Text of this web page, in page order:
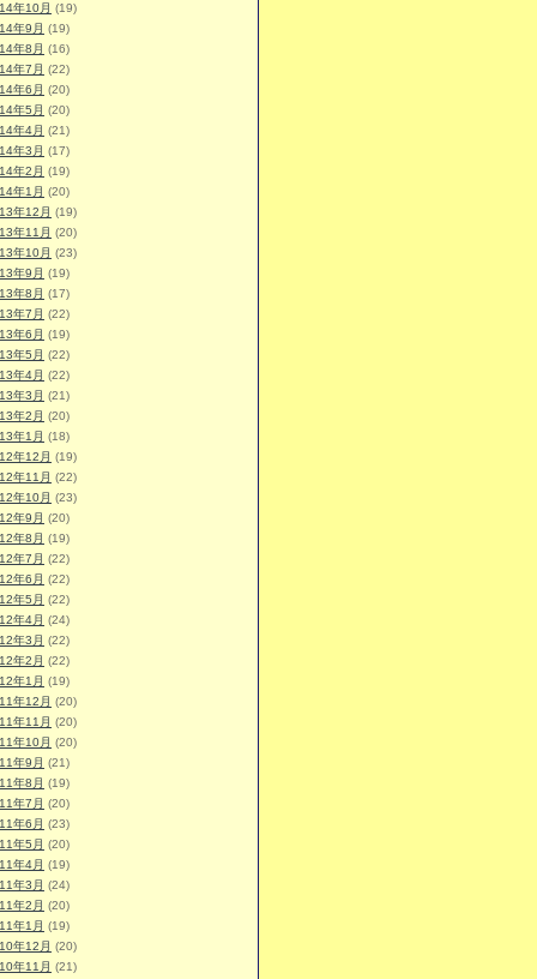
年10月 (19)
年9月 (19)
年8月 (16)
年7月 (22)
年6月 (20)
年5月 (20)
年4月 (21)
年3月 (17)
年2月 (19)
年1月 (20)
年12月 (19)
年11月 (20)
年10月 (23)
年9月 (19)
年8月 (17)
年7月 (22)
年6月 (19)
年5月 (22)
年4月 (22)
年3月 (21)
年2月 (20)
年1月 (18)
年12月 (19)
年11月 (22)
年10月 (23)
年9月 (20)
年8月 (19)
年7月 (22)
年6月 (22)
年5月 (22)
年4月 (24)
年3月 (22)
年2月 (22)
年1月 (19)
年12月 (20)
年11月 (20)
年10月 (20)
年9月 (21)
年8月 (19)
年7月 (20)
年6月 (23)
年5月 (20)
年4月 (19)
年3月 (24)
年2月 (20)
年1月 (19)
年12月 (20)
年11月 (21)